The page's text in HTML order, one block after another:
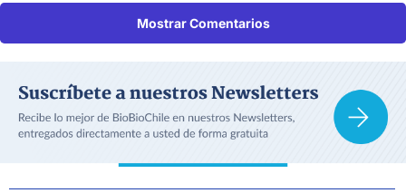
Mostrar Comentarios